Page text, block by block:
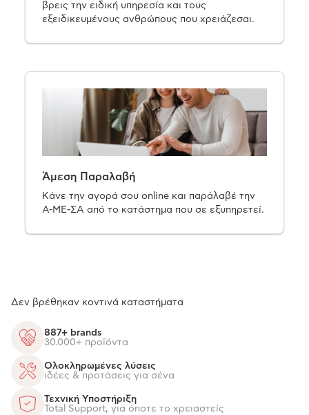
βρεις την ειδική υπηρεσία και τους
εξειδικευμένους ανθρώπους που χρειάζεσαι.
Άμεση Παραλαβή
Κάνε την αγορά σου online και παράλαβέ την
Α-ΜΕ-ΣΑ από το κατάστημα που σε εξυπηρετεί.
Δεν βρέθηκαν κοντινά καταστήματα
887+ brands
30.000+ προϊόντα
Ολοκληρωμένες λύσεις
ιδέες & προτάσεις για σένα
Τεχνική Υποστήριξη
Total Support, για όποτε το χρειαστείς